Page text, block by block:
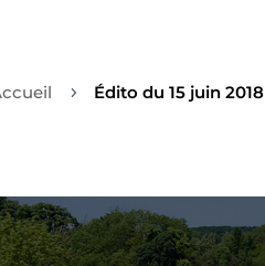
5 Édito du 15 juin 2018